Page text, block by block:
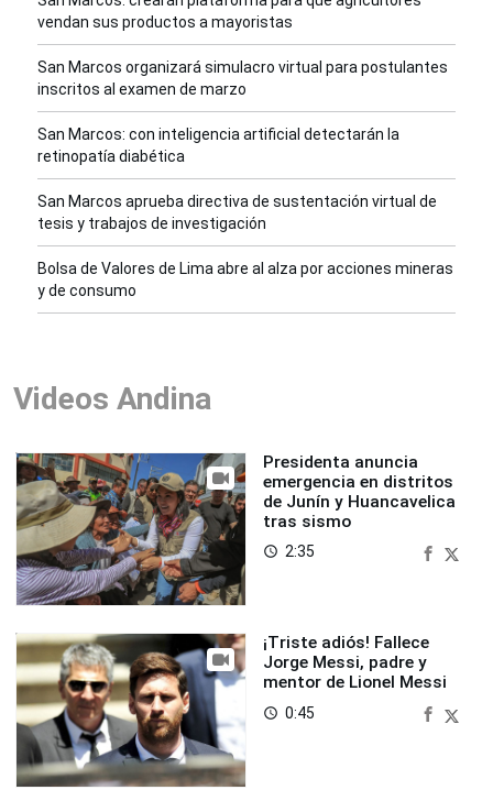
vendan sus productos a mayoristas
San Marcos organizará simulacro virtual para postulantes
inscritos al examen de marzo
San Marcos: con inteligencia artificial detectarán la
retinopatía diabética
San Marcos aprueba directiva de sustentación virtual de
tesis y trabajos de investigación
Bolsa de Valores de Lima abre al alza por acciones mineras
y de consumo
Videos Andina
Presidenta anuncia
emergencia en distritos
de Junín y Huancavelica
tras sismo
access_time 2:35
¡Triste adiós! Fallece
Jorge Messi, padre y
mentor de Lionel Messi
access_time 0:45